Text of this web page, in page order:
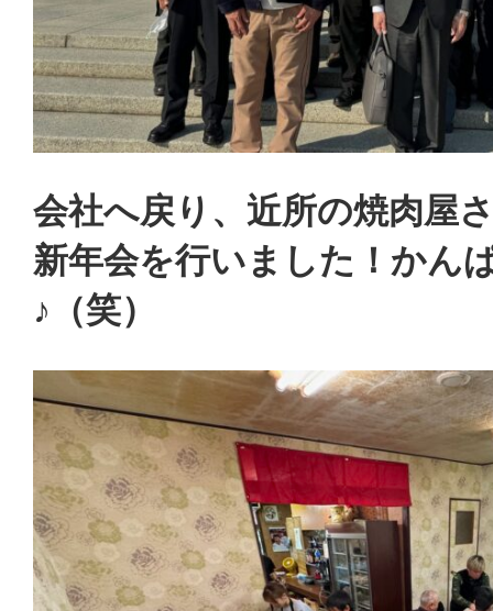
会社へ戻り、近所の焼肉屋
新年会を行いました！かん
♪（笑）